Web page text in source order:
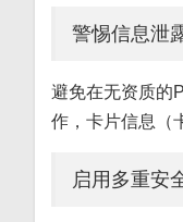
警惕信息泄
避免在无资质的
作，卡片信息（
启用多重安